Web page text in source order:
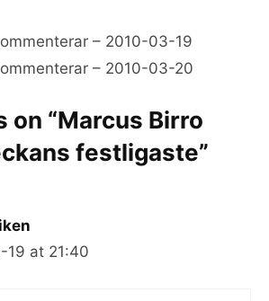
– 2010-03-19
– 2010-03-20
on “Marcus Birro
festligaste”
19 at 21:40